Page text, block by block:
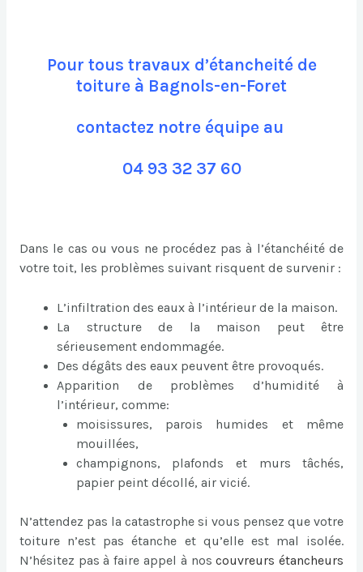
Pour tous travaux d’étancheité de
toiture à Bagnols-en-Foret
contactez notre équipe au
04 93 32 37 60
Dans le cas ou vous ne procédez pas à l’étanchéité de
votre toit, les problèmes suivant risquent de survenir :
L’infiltration des eaux à l’intérieur de la maison.
La structure de la maison peut être
sérieusement endommagée.
Des dégâts des eaux peuvent être provoqués.
Apparition de problèmes d’humidité à
l’intérieur, comme:
moisissures, parois humides et même
mouillées,
champignons, plafonds et murs tâchés,
papier peint décollé, air vicié.
N’attendez pas la catastrophe si vous pensez que votre
toiture n’est pas étanche et qu’elle est mal isolée.
N’hésitez pas à faire appel à nos couvreurs étancheurs